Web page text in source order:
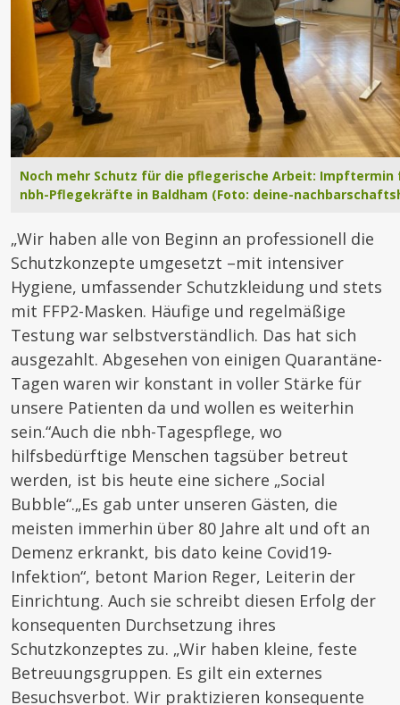
Noch mehr Schutz für die pflegerische Arbeit: Impftermin
nbh-Pflegekräfte in Baldham (Foto: deine-
„Wir haben alle von Beginn an professionell die
Schutzkonzepte umgesetzt –mit intensiver
Hygiene, umfassender Schutzkleidung und stets
mit FFP2-Masken. Häufige und regelmäßige
Testung war selbstverständlich. Das hat sich
ausgezahlt. Abgesehen von einigen Quarantäne-
Tagen waren wir konstant in voller Stärke für
unsere Patienten da und wollen es weiterhin
sein.“Auch die nbh-Tagespflege, wo
hilfsbedürftige Menschen tagsüber betreut
werden, ist bis heute eine sichere „Social
Bubble“.„Es gab unter unseren Gästen, die
meisten immerhin über 80 Jahre alt und oft an
Demenz erkrankt, bis dato keine Covid19-
Infektion“, betont Marion Reger, Leiterin der
Einrichtung. Auch sie schreibt diesen Erfolg der
konsequenten Durchsetzung ihres
Schutzkonzeptes zu. „Wir haben kleine, feste
Betreuungsgruppen. Es gilt ein externes
Besuchsverbot. Wir praktizieren konsequente